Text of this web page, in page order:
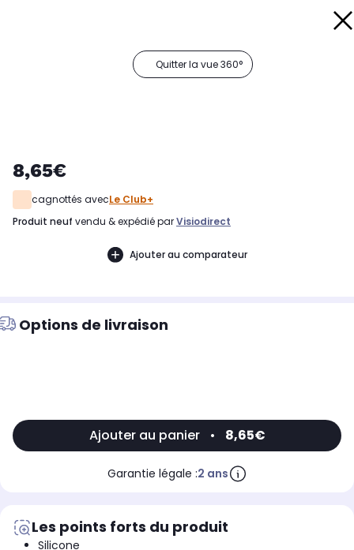
Quitter la vue 360°
8,65€
cagnottés avecLe Club+
produit neuf vendu & expédié parVisiodirect
Ajouter au comparateur
Options de livraison
Ajouter au panier • 8,65€
Garantie légale :2 ans
Les points forts du produit
Silicone